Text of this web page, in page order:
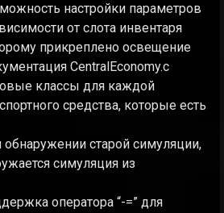
настройки параметров
от слота инвентаря
прикреплено освещение
CentralEconomy.c
классы для каждой
средства, которые есть
старой симуляции,
симуляция из
оператора “-=” для